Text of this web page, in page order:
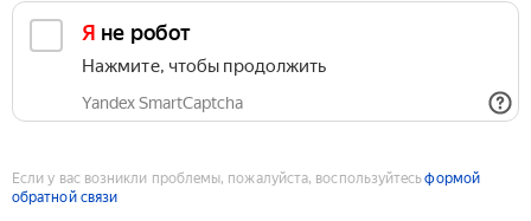
Я не робот
Нажмите, чтобы продолжить
Yandex SmartCaptcha
Если у вас возникли проблемы, пожалуйста, воспользуйтесьформой
обратной связи